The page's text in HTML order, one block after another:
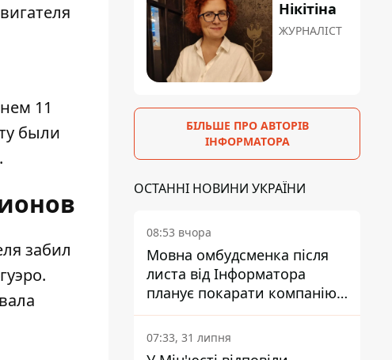
11
были
забил
Нікітіна
ЖУРНАЛІСТ
БІЛЬШЕ ПРО АВТОРІВ
ІНФОРМАТОРА
ОСТАННІ НОВИНИ УКРАЇНИ
08:53 вчора
Мовна омбудсменка після
листа від Інформатора
планує покарати компанію-
підрядника ПриватБанку
07:33, 31 липня